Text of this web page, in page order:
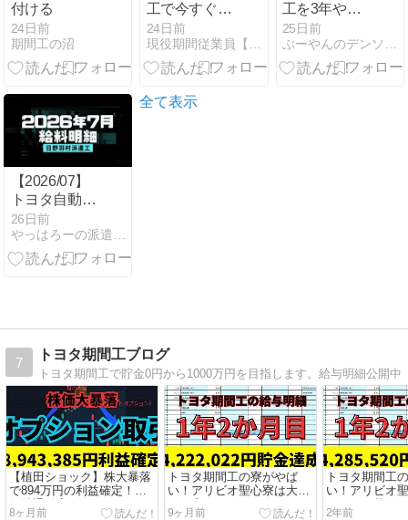
付ける
24日前
期間工の沼
工で今すぐ稼
ぐ！【2026年
最新】入社完
全ガイド｜年
社員登用実績
24日前
工を3年やり
きった結果！
稼いだ額は
○○○○万円でし
25日前
【2026/07】
トヨタ自動車
羽村派遣の給
料明細
26日前
全て表示
7
トヨタ期間工ブログ
トヨタ期間工で貯金0円から1000万円を目指します。給与明細公開中
【植田ショック】株大暴落
で894万円の利益確定！景
気後退確定か
8ヶ月前
トヨタ期間工の寮がやば
い！アリビオ聖心寮は大当
たり寮だった
9ヶ月前
トヨタ期間工
い！アリビオ
にホテル暮ら
2年前